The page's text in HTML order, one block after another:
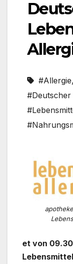
#Allergie,
#Deutscher
et von